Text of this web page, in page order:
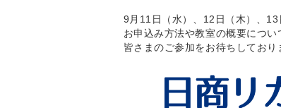
9月11日（水）、12日（木）、
お申込み方法や教室の概要につ
皆さまのご参加をお待ちしており